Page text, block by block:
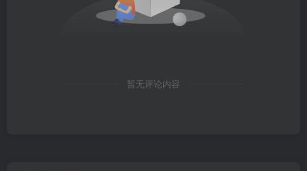
暂无评论内容